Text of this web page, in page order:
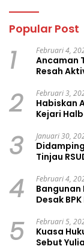
Popular Post
1 Februari 4,
Ancaman
Resah
2 Februari 3,
Habiskan
Kejari
3 Januari 30,
Tinjau
4 Februari 4,
Bangunan
Desak
5 Februari 5,
Kuasa
Sebut